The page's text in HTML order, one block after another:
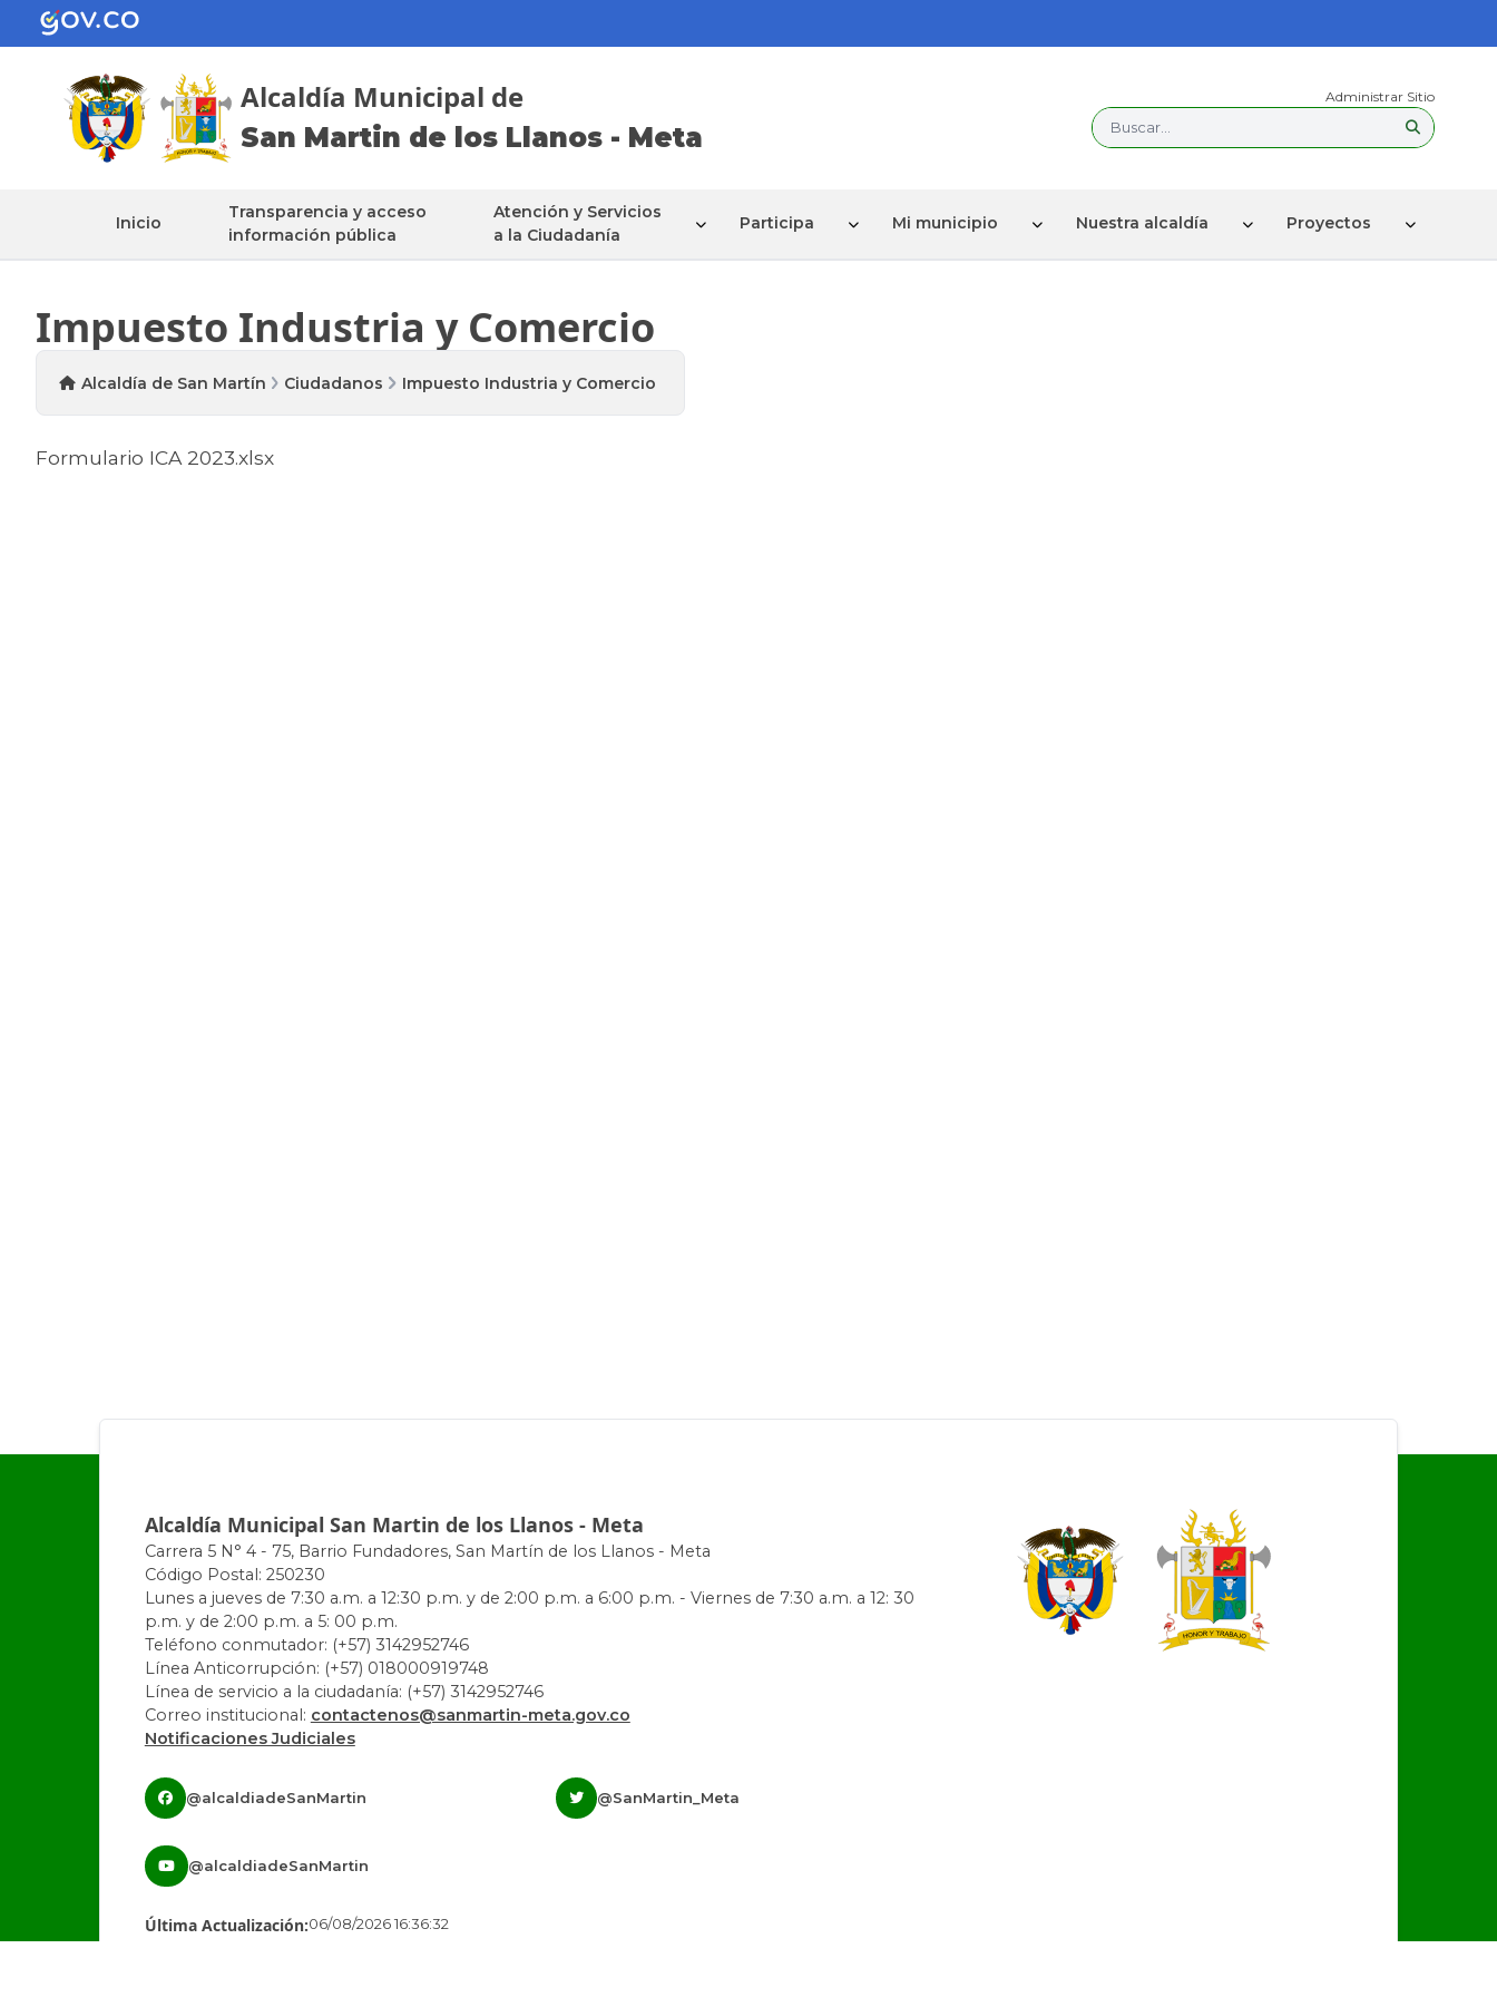
Alcaldía Municipal de
San Martin de los Llanos - Meta
Administrar Sitio
Buscar...
Inicio
Transparencia y acceso
información pública
Atención y Servicios
a la Ciudadanía
Participa Mi municipio Nuestra alcaldía Proyectos
Impuesto Industria y Comercio
Alcaldía de San Martín Ciudadanos Impuesto Industria y Comercio
Formulario ICA 2023.xlsx
Alcaldía Municipal San Martin de los Llanos - Meta
Carrera 5 N° 4 - 75, Barrio Fundadores, San Martín de los Llanos - Meta
Código Postal: 250230
Lunes a jueves de 7:30 a.m. a 12:30 p.m. y de 2:00 p.m. a 6:00 p.m. - Viernes de 7:30 a.m. a 12: 30
p.m. y de 2:00 p.m. a 5: 00 p.m.
Teléfono conmutador: (+57) 3142952746
Línea Anticorrupción: (+57) 018000919748
Línea de servicio a la ciudadanía: (+57) 3142952746
Correo institucional: contactenos@sanmartin-meta.gov.co
Notificaciones Judiciales
@alcaldiadeSanMartin @SanMartin_Meta
@alcaldiadeSanMartin
Última Actualización:06/08/2026 16:36:32